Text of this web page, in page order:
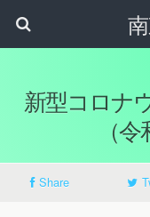
新型コロナ
（
Share